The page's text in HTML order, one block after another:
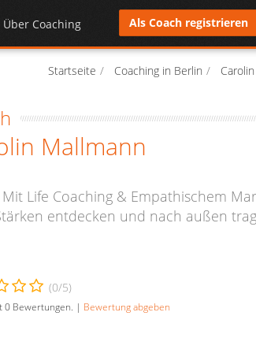
Über Coaching Als Coach registrieren
Startseite Coaching in Berlin
Mallmann
Mit Life Coaching & Empathischem
entdecken und nach außen
(0/5)
0Bewertungen. | Bewertung abgeben